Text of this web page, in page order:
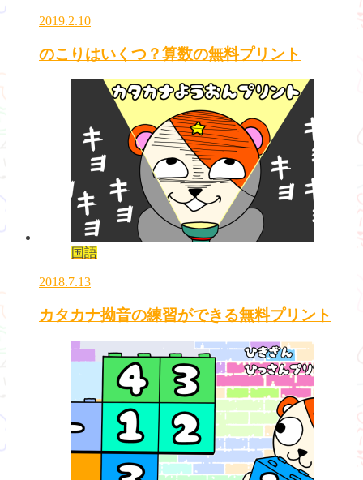
2019.2.10
のこりはいくつ？算数の無料プリント
国語
2018.7.13
カタカナ拗音の練習ができる無料プリント